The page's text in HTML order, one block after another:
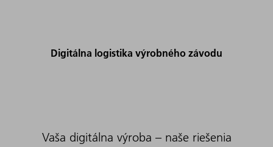
Digitálna logistika výrobného závodu
Vaša digitálna výroba – naše riešenia